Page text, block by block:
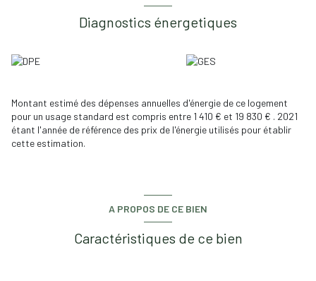
Diagnostics énergetiques
Montant estimé des dépenses annuelles d'énergie de ce logement
pour un usage standard est compris entre 1 410 € et 19 830 € . 2021
étant l'année de référence des prix de l'énergie utilisés pour établir
cette estimation.
A PROPOS DE CE BIEN
Caractéristiques de ce bien